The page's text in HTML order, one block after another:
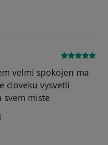
Zdeněk
velmi spokojen ma
cloveku vysvetli
svem miste
Honza